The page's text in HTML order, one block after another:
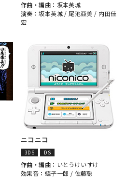
作曲・編曲： 坂本英城
演奏：坂本英城/ 尾池亜美 / 内田佳
宏
ニコニコ
3DS DS
作曲・編曲： いとうけいすけ
効果音： 蛭子一郎 / 佐藤聡